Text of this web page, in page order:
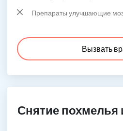
Препараты улучшающие
Вызвать
Снятие